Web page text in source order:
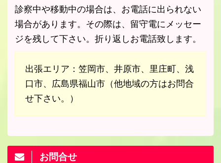
診察中や移動中の場合は、お電話に出られない
場合があります。その際は、留守電にメッセー
ジを残して下さい。折り返しお電話致します。
出張エリア：笠岡市、井原市、里庄町、浅
口市、広島県福山市（他地域の方はお問合
せ下さい。）
お問合せ